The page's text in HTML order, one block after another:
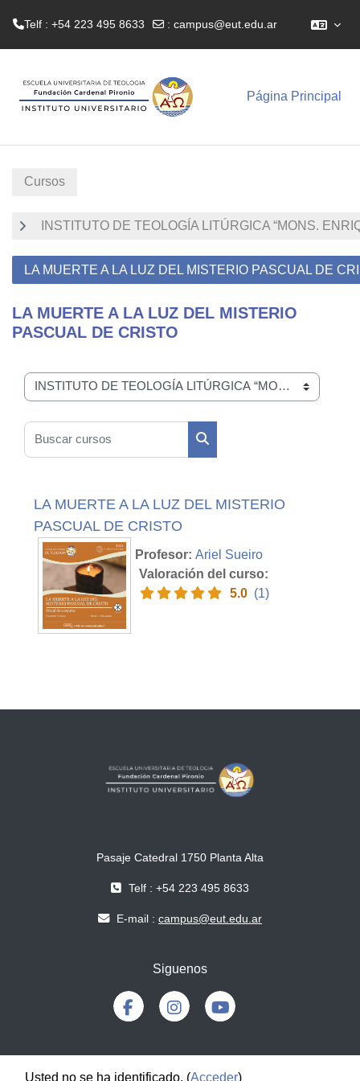
Telf : +54 223 495 8633 : campus@eut.edu.ar
Página Principal
Cursos
INSTITUTO DE TEOLOGÍA LITÚRGICA “MONS.
LA MUERTE A LA LUZ DEL MISTERIO PASCUAL DE
LA MUERTE A LA LUZ DEL MISTERIO
PASCUAL DE CRISTO
Categorías
Buscar cursos
Buscar cursos
LA MUERTE A LA LUZ DEL MISTERIO
PASCUAL DE CRISTO
Profesor:Ariel Sueiro
Valoración del curso:
5.0 (1)
Pasaje Catedral 1750 Planta Alta
Telf : +54 223 495 8633
E-mail : campus@eut.edu.ar
Siguenos
Usted no se ha identificado. (Acceder)